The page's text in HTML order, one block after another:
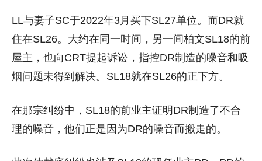
LL与妻子SC于2022年3月买下SL27单位。而DR就
住在SL26。大约在同一时间，另一间柏文SL18的前
屋主，也向CRT提起诉讼，指控DR制造的噪音和吸
烟问题未得到解决。SL18就在SL26的正下方。
在那宗纠纷中，SL18的前业主证明DR制造了不合
理的噪音，他们正是因为DR的噪音而搬走的。